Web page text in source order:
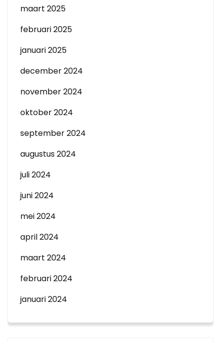
maart 2025
februari 2025
januari 2025
december 2024
november 2024
oktober 2024
september 2024
augustus 2024
juli 2024
juni 2024
mei 2024
april 2024
maart 2024
februari 2024
januari 2024